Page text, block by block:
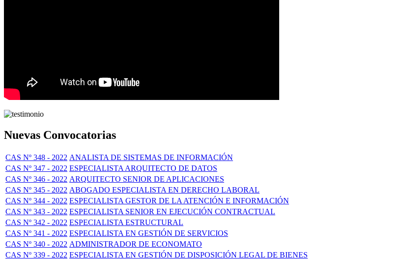
Nuevas Convocatorias
CAS Nº 348 - 2022 ANALISTA DE SISTEMAS DE INFORMACIÓN
CAS Nº 347 - 2022 ESPECIALISTA ARQUITECTO DE DATOS
CAS Nº 346 - 2022 ARQUITECTO SENIOR DE APLICACIONES
CAS Nº 345 - 2022 ABOGADO ESPECIALISTA EN DERECHO LABORAL
CAS Nº 344 - 2022 ESPECIALISTA GESTOR DE LA ATENCIÓN E INFORMACIÓN
CAS Nº 343 - 2022 ESPECIALISTA SENIOR EN EJECUCIÓN CONTRACTUAL
CAS Nº 342 - 2022 ESPECIALISTA ESTRUCTURAL
CAS Nº 341 - 2022 ESPECIALISTA EN GESTIÓN DE SERVICIOS
CAS Nº 340 - 2022 ADMINISTRADOR DE ECONOMATO
CAS Nº 339 - 2022 ESPECIALISTA EN GESTIÓN DE DISPOSICIÓN LEGAL DE BIENES